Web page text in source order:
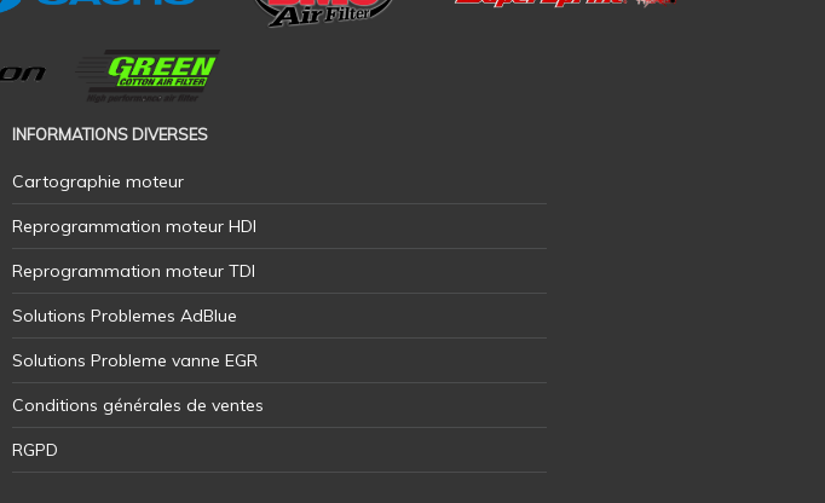
INFORMATIONS DIVERSES
Cartographie moteur
Reprogrammation moteur HDI
Reprogrammation moteur TDI
Solutions Problemes AdBlue
Solutions Probleme vanne EGR
Conditions générales de ventes
RGPD